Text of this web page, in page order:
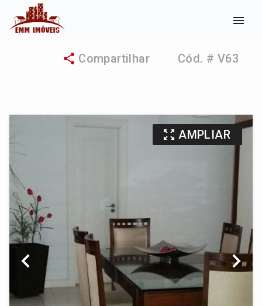
menu
share Compartilhar Cód. # V63
zoom_out_map AMPLIAR
chevron_left chevron_right